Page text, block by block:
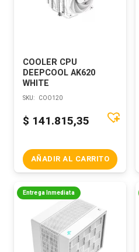
COOLER CPU
DEEPCOOL AK620
WHITE
SKU: COO120
$ 141.815,35
AÑADIR AL CARRITO
Entrega Inmediata